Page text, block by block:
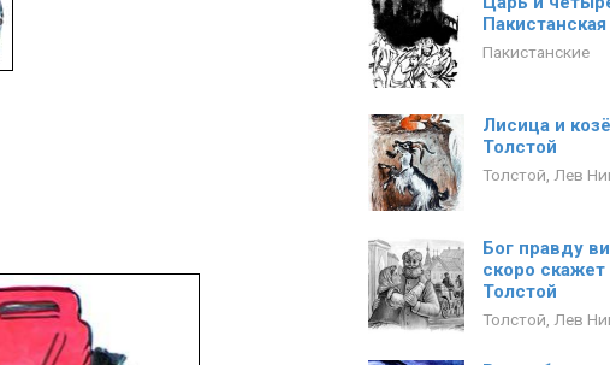
Пакистанская
Пакистанские
Лисица и
Толстой
Толстой, Лев
Бог правду
скоро
Толстой
Толстой, Лев